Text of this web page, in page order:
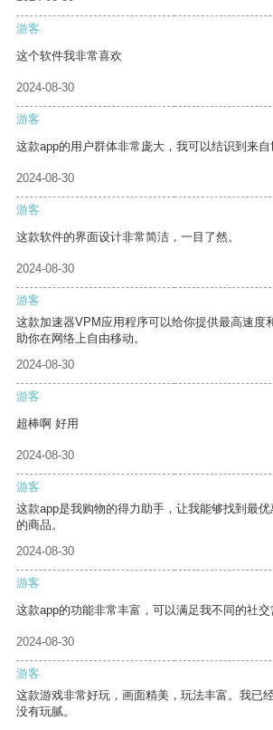
游客
这个软件我非常喜欢
2024-08-30
游客
这款app的用户群体非常庞大，我可以结识到来自
2024-08-30
游客
这款软件的界面设计非常简洁，一目了然。
2024-08-30
游客
这款加速器VPM应用程序可以给你提供最高速度
助你在网络上自由移动。
2024-08-30
游客
超棒啊 好用
2024-08-30
游客
这款app是我购物的得力助手，让我能够找到最
的商品。
2024-08-30
游客
这款app的功能非常丰富，可以满足我不同的社交
2024-08-30
游客
这款游戏非常好玩，画面精美，玩法丰富。我已
没有玩腻。